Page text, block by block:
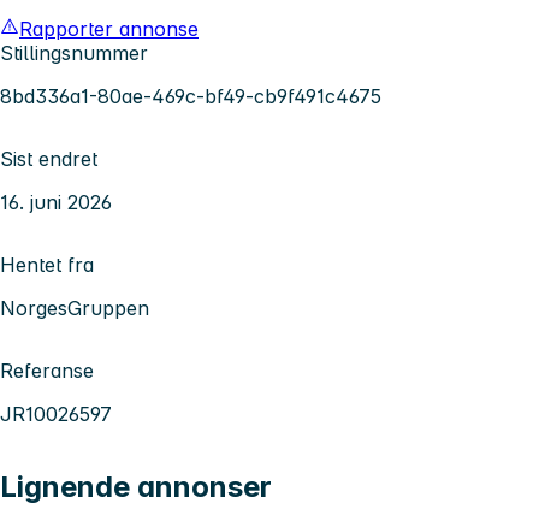
Rapporter annonse
Stillingsnummer
8bd336a1-80ae-469c-bf49-cb9f491c4675
Sist endret
16. juni 2026
Hentet fra
NorgesGruppen
Referanse
JR10026597
Lignende annonser